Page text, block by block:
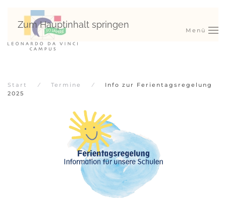
Zum Hauptinhalt springen
Menü
Start Termine
Info zur Ferientagsregelung
2025